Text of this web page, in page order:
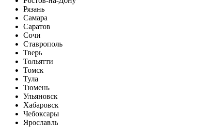
Рязань
Самара
Саратов
Сочи
Ставрополь
Тверь
Тольятти
Томск
Тула
Тюмень
Ульяновск
Хабаровск
Чебоксары
Ярославль